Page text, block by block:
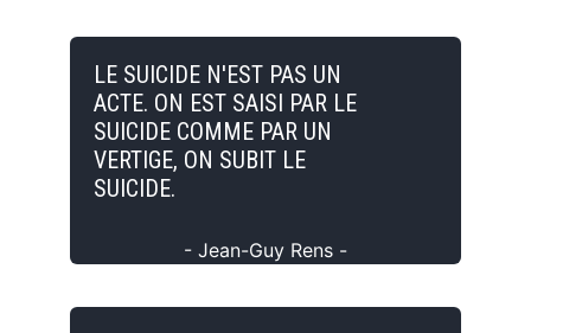
LE SUICIDE N'EST PAS UN
ACTE. ON EST SAISI PAR LE
SUICIDE COMME PAR UN
VERTIGE, ON SUBIT LE
SUICIDE.
- Jean-Guy Rens -